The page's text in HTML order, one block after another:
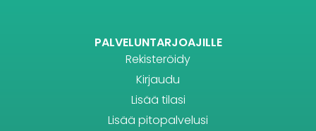
PALVELUNTARJOAJILLE
Rekisteröidy
Kirjaudu
Lisää tilasi
Lisää pitopalvelusi